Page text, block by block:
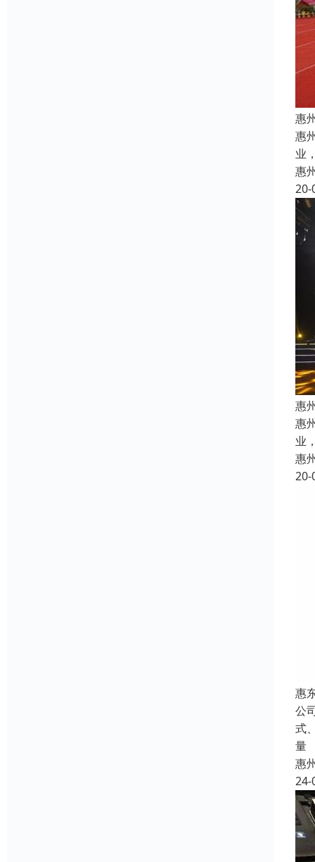
惠
惠
业
惠
20-
惠
惠
业
惠
20-
惠
公
式
量
惠
24-